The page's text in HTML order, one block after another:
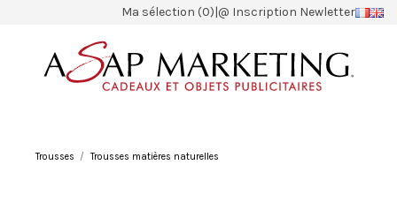
Ma sélection (0)|@ Inscription Newletter
Trousses Trousses matières naturelles